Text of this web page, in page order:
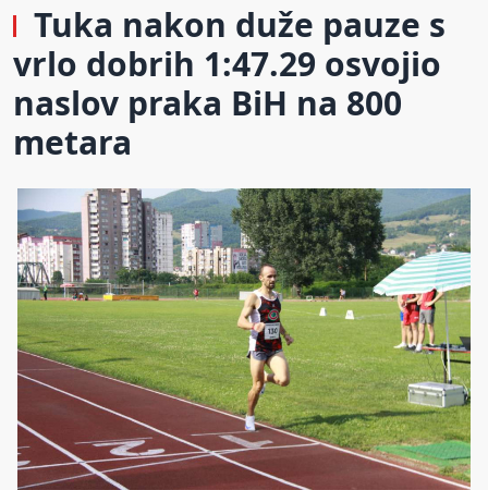
Tuka nakon duže pauze s
vrlo dobrih 1:47.29 osvojio
naslov praka BiH na 800
metara